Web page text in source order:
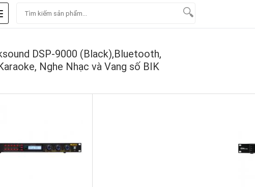
DSP-9000 (Black),Bluetooth,
Nghe Nhạc và Vang số BIK